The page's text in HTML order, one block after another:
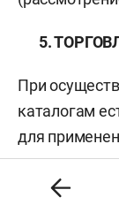
5.
При
каталогам
для
может
торговой